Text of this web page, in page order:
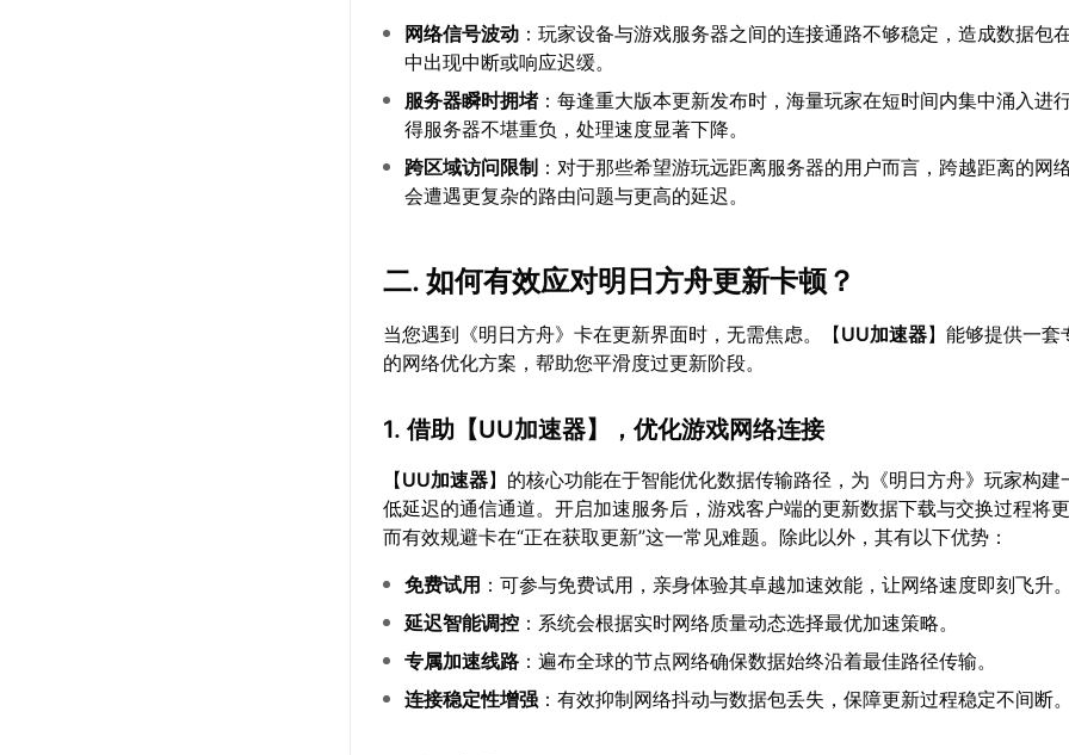
网络信号波动 ：玩家设备与游戏服务器之间的连接通路不够稳定，造成数据包
中出现中断或响应迟缓。
服务器瞬时拥堵：每逢重大版本更新发布时，海量玩家在短时间内集中涌入进
得服务器不堪重负，处理速度显著下降。
跨区域访问限制 ：对于那些希望游玩远距离服务器的用户而言，跨越距离的网
会遭遇更复杂的路由问题与更高的延迟。
二. 如何有效应对明日方舟更新卡顿？
当您遇到《明日方舟》卡在更新界面时，无需焦虑。【UU加速器】能够提供一套
的网络优化方案，帮助您平滑度过更新阶段。
1. 借助【UU加速器】，优化游戏网络连接
【UU加速器】的核心功能在于智能优化数据传输路径，为《明日方舟》玩家构建
低延迟的通信通道。开启加速服务后，游戏客户端的更新数据下载与交换过程将
而有效规避卡在“正在获取更新”这一常见难题。除此以外，其有以下优势：
免费试用 ：可参与免费试用，亲身体验其卓越加速效能，让网络速度即刻飞升。
延迟智能调控 ：系统会根据实时网络质量动态选择最优加速策略。
专属加速线路 ：遍布全球的节点网络确保数据始终沿着最佳路径传输。
连接稳定性增强 ：有效抑制网络抖动与数据包丢失，保障更新过程稳定不间断。